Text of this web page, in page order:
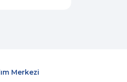
Merkezi